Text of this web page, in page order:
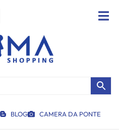
BLOG CAMERA DA PONTE